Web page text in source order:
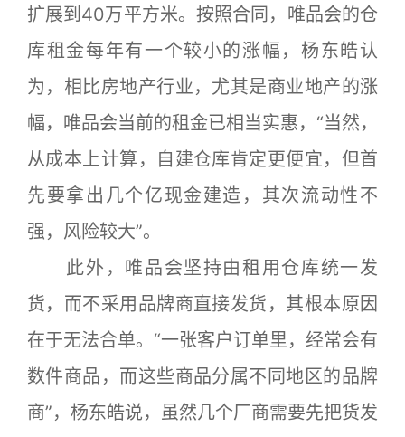
扩展到40万平方米。按照合同，唯品会的仓
库租金每年有一个较小的涨幅，杨东皓认
为，相比房地产行业，尤其是商业地产的涨
幅，唯品会当前的租金已相当实惠，“当然，
从成本上计算，自建仓库肯定更便宜，但首
先要拿出几个亿现金建造，其次流动性不
强，风险较大”。
此外，唯品会坚持由租用仓库统一发
货，而不采用品牌商直接发货，其根本原因
在于无法合单。“一张客户订单里，经常会有
数件商品，而这些商品分属不同地区的品牌
商”，杨东皓说，虽然几个厂商需要先把货发